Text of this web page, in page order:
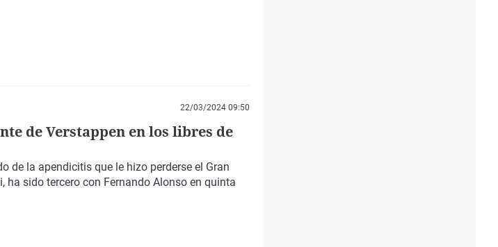
22/03/2024 09:50
de Verstappen en los libres de
de la apendicitis que le hizo perderse el Gran
ha sido tercero con Fernando Alonso en quinta